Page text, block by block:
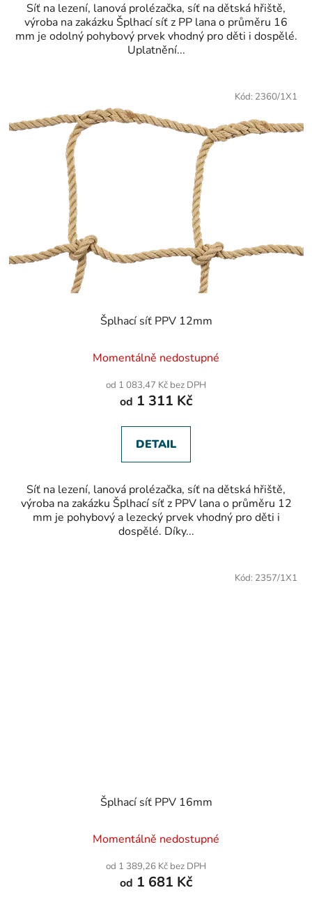
Síť na lezení, lanová prolézačka, síť na dětská hřiště,
výroba na zakázku Šplhací síť z PP lana o průměru 16
mm je odolný pohybový prvek vhodný pro děti i dospělé.
Uplatnění...
Šplhací síť PPV 12mm
Momentálně nedostupné
od 1 083,47 Kč bez DPH
od 1 311 Kč
DETAIL
Síť na lezení, lanová prolézačka, síť na dětská hřiště,
výroba na zakázku Šplhací síť z PPV lana o průměru 12
mm je pohybový a lezecký prvek vhodný pro děti i
dospělé. Díky...
Kód: 2360/1X1
Šplhací síť PPV 16mm
Momentálně nedostupné
od 1 389,26 Kč bez DPH
od 1 681 Kč
Kód: 2357/1X1